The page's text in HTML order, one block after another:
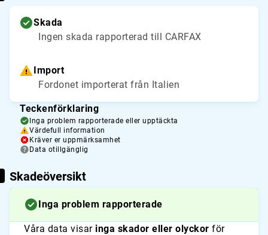
Skada
Ingen skada rapporterad till CARFAX
Import
Fordonet importerat från Italien
Teckenförklaring
Inga problem rapporterade eller upptäckta
Värdefull information
Kräver er uppmärksamhet
Data otillgänglig
Skadeöversikt
Inga problem rapporterade
Våra data visar inga skador eller olyckor för